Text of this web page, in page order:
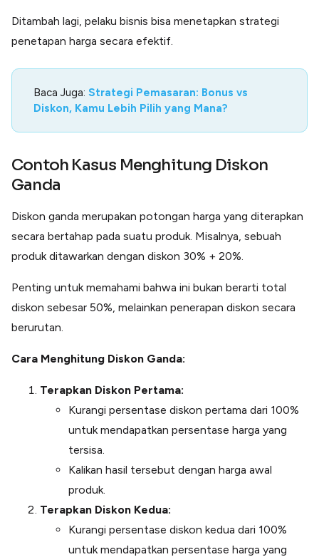
Ditambah lagi, pelaku bisnis bisa menetapkan strategi
penetapan harga secara efektif.
Baca Juga: Strategi Pemasaran: Bonus vs
Diskon, Kamu Lebih Pilih yang Mana?
Contoh Kasus Menghitung Diskon
Ganda
Diskon ganda merupakan potongan harga yang diterapkan
secara bertahap pada suatu produk. Misalnya, sebuah
produk ditawarkan dengan diskon 30% + 20%.
Penting untuk memahami bahwa ini bukan berarti total
diskon sebesar 50%, melainkan penerapan diskon secara
berurutan.
Cara Menghitung Diskon Ganda:
Terapkan Diskon Pertama:
Kurangi persentase diskon pertama dari 100%
untuk mendapatkan persentase harga yang
tersisa.
Kalikan hasil tersebut dengan harga awal
produk.
Terapkan Diskon Kedua:
Kurangi persentase diskon kedua dari 100%
untuk mendapatkan persentase harga yang